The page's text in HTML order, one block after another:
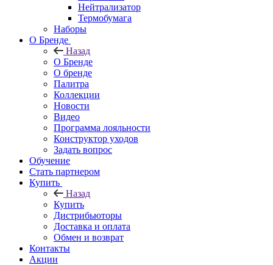
Нейтрализатор
Термобумага
Наборы
О Бренде
Назад
О Бренде
О бренде
Палитра
Коллекции
Новости
Видео
Программа лояльности
Конструктор уходов
Задать вопрос
Обучение
Стать партнером
Купить
Назад
Купить
Дистрибьюторы
Доставка и оплата
Обмен и возврат
Контакты
Акции